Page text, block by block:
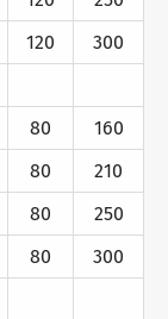
120 300
80
160
80
210
80
250
80 300